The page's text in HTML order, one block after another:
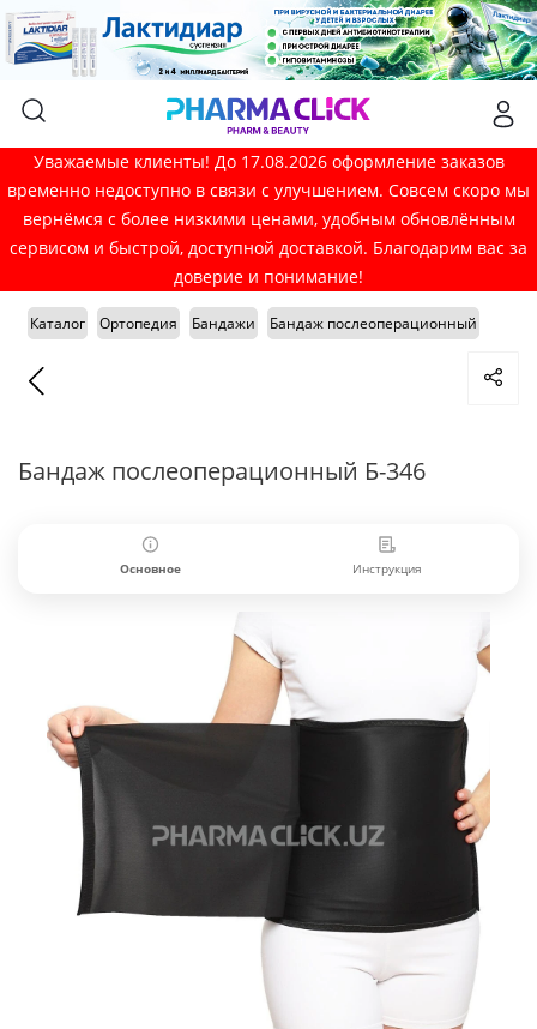
Уважаемые клиенты! До 17.08.2026 оформление заказов
временно недоступно в связи с улучшением. Совсем скоро мы
вернёмся с более низкими ценами, удобным обновлённым
сервисом и быстрой, доступной доставкой. Благодарим вас за
доверие и понимание!
Каталог Ортопедия Бандажи Бандаж послеоперационный
Бандаж послеоперационный Б-346
Основное Инструкция